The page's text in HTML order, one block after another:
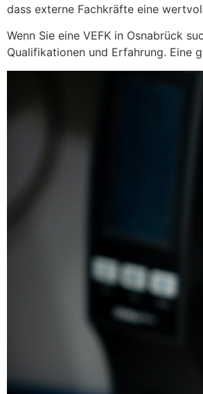
dass externe Fachkräfte eine
Wenn Sie eine VEFK in Osnabrück
Qualifikationen und Erfahrung. Eine